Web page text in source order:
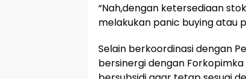
“Nah,dengan ketersediaan
melakukan panic buying atau
Selain berkoordinasi dengan
bersinergi dengan